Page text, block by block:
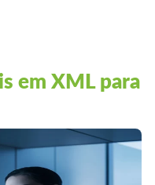
em XML para